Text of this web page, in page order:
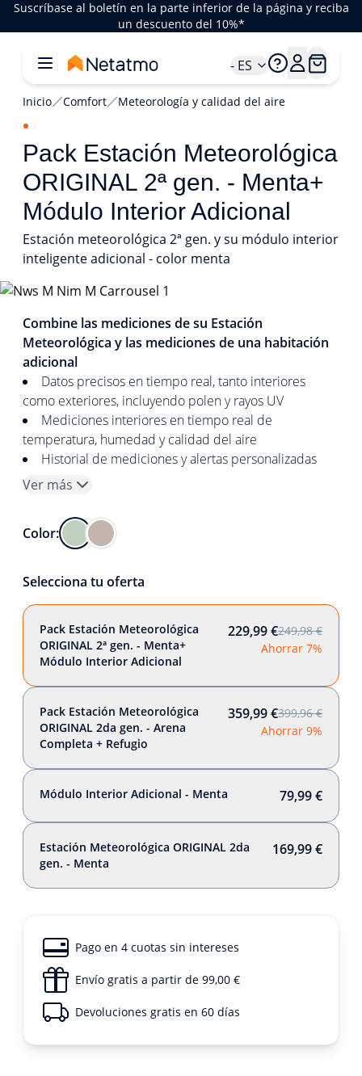
Suscríbase al boletín en la parte inferior de la página y reciba
un descuento del 10%*
- ES
Inicio Comfort Meteorología y calidad del aire
Pack Estación Meteorológica
ORIGINAL 2ª gen. - Menta+
Módulo Interior Adicional
Estación meteorológica 2ª gen. y su módulo interior
inteligente adicional - color menta
Combine las mediciones de su Estación
Meteorológica y las mediciones de una habitación
adicional
Datos precisos en tiempo real, tanto interiores
como exteriores, incluyendo polen y rayos UV
Mediciones interiores en tiempo real de
temperatura, humedad y calidad del aire
Historial de mediciones y alertas personalizadas
Ver más
Color:
Selecciona tu oferta
Pack Estación Meteorológica
ORIGINAL 2ª gen. - Menta+
Módulo Interior Adicional
229,99 €249,98 €
Ahorrar 7%
Pack Estación Meteorológica
ORIGINAL 2da gen. - Arena
Completa + Refugio
359,99 €399,96 €
Ahorrar 9%
Módulo Interior Adicional - Menta 79,99 €
Estación Meteorológica ORIGINAL 2da
gen. - Menta
169,99 €
Pago en 4 cuotas sin intereses
Envío gratis a partir de 99,00 €
Devoluciones gratis en 60 días